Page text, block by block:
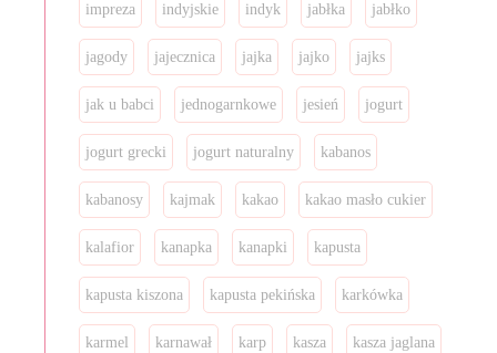
impreza indyjskie indyk jabłka jabłko
jagody jajecznica jajka jajko jajks
jak u babci jednogarnkowe jesień jogurt
jogurt grecki jogurt naturalny kabanos
kabanosy kajmak kakao kakao masło cukier
kalafior kanapka kanapki kapusta
kapusta kiszona kapusta pekińska karkówka
karmel karnawał karp kasza kasza jaglana